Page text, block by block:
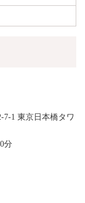
7-1 東京日本橋タワ
分